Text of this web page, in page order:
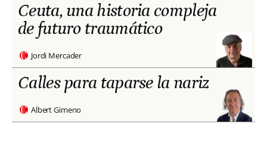
Ceuta, una historia compleja
de futuro traumático
Jordi Mercader
Calles para taparse la nariz
Albert Gimeno